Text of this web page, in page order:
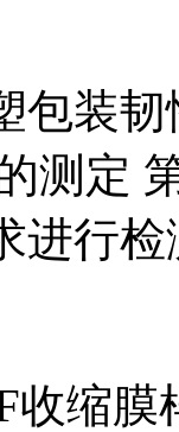
包装韧
测定
进行检
收缩膜